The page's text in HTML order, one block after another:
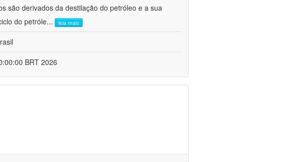
são derivados da destilação do petróleo e a sua
do petróle... leia mais
BRT 2026